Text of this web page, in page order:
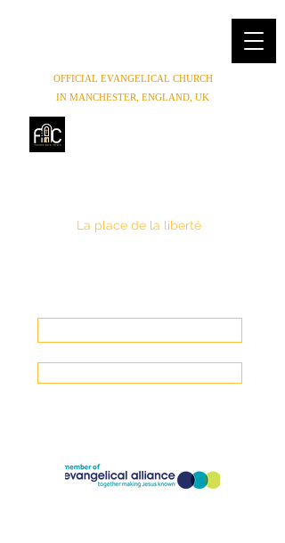
OFFICIAL EVANGELICAL CHURCH
IN MANCHESTER, ENGLAND, UK
La place de la liberté